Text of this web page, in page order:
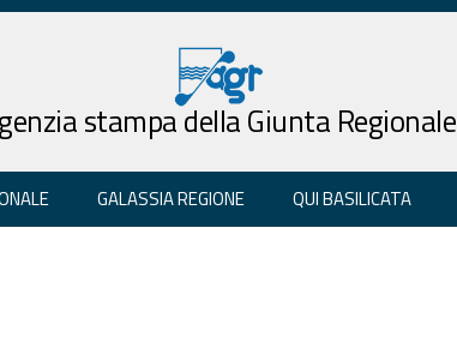
stampa della Giunta Regionale
GALASSIA REGIONE QUI BASILICATA